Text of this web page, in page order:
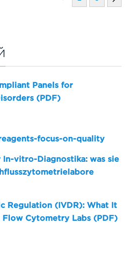
Panels for
(PDF)
focus-on-quality
vitro-Diagnostika: was sie
Regulation (IVDR): What It
Flow Cytometry Labs (PDF)